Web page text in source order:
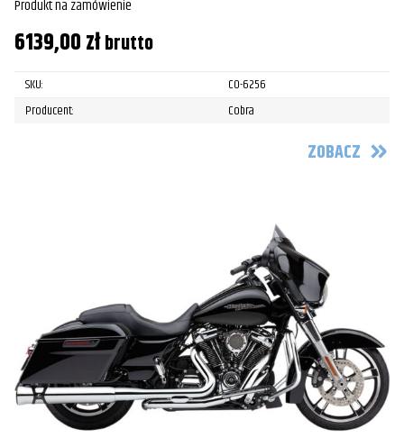
Produkt na zamówienie
6139,00złbrutto
SKU:
CO-6256
Producent:
Cobra
ZOBACZ